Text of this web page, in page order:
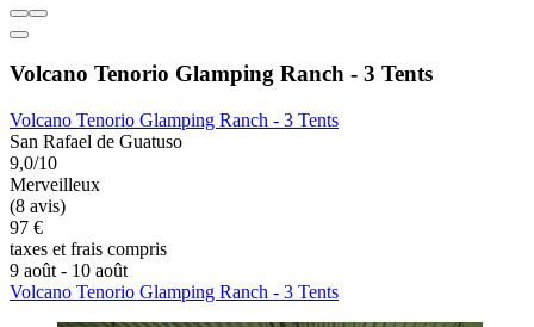
Volcano Tenorio Glamping Ranch - 3 Tents
Volcano Tenorio Glamping Ranch - 3 Tents
San Rafael de Guatuso
9,0/10
Merveilleux
(8 avis)
97 €
taxes et frais compris
9 août - 10 août
Volcano Tenorio Glamping Ranch - 3 Tents